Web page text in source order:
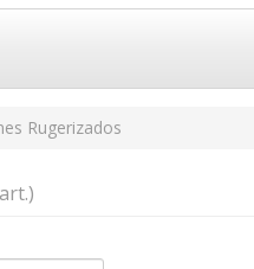
Rugerizados